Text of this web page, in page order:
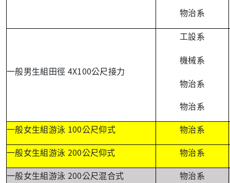
物治系
一般男生組田徑 4X100公尺接力
工設系
機械系
物治系
物治系
一般女生組游泳 100公尺仰式 物治系
一般女生組游泳 200公尺仰式 物治系
一般女生組游泳 200公尺混合式 物治系